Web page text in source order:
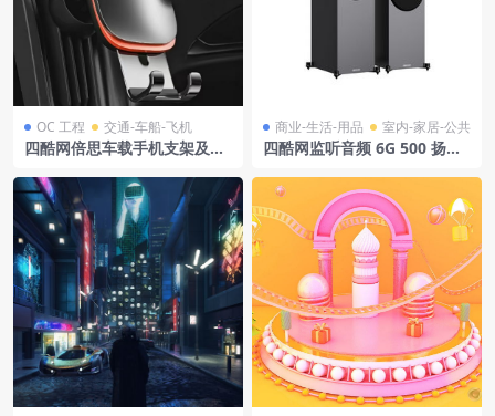
OC 工程 交通-车船-飞机
四酷网倍思车载手机支架及汽
商业-生活-用品 室内-家居-公共
四酷网监听音频 6G 500 扬声